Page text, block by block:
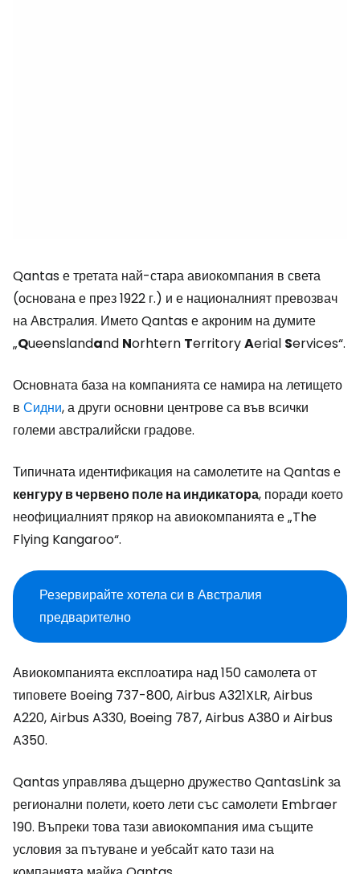
Qantas е третата най-стара авиокомпания в света
(основана е през 1922 г.) и е националният превозвач
на Австралия. Името Qantas е акроним на думите
„Queenslandand Norhtern TerritoryAerial Services“.
Основната база на компанията се намира на летището
в Сидни, а други основни центрове са във всички
големи австралийски градове.
Типичната идентификация на самолетите на Qantas е
кенгуру в червено поле на индикатора, поради което
неофициалният прякор на авиокомпанията е„The
Flying Kangaroo“.
Резервирайте хотела си в Австралия
предварително
Авиокомпанията експлоатира над 150 самолета от
типовете Boeing 737-800, Airbus A321XLR, Airbus
A220, Airbus A330, Boeing 787, Airbus A380 и Airbus
A350.
Qantas управлява дъщерно дружество QantasLink за
регионални полети, което лети със самолети Embraer
190. Въпреки това тази авиокомпания има същите
условия за пътуване и уебсайт като тази на